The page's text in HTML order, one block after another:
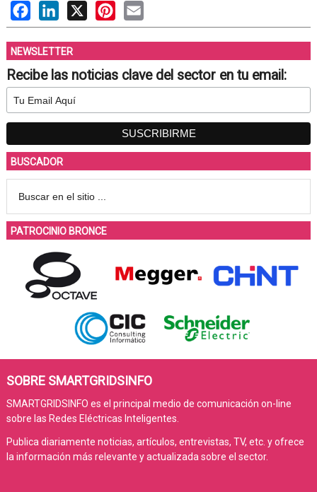
FacebookLinkedIn Pinterest
NEWSLETTER
Recibe las noticias clave del sector en tu email:
BUSCADOR
PATROCINIO BRONCE
SOBRE SMARTGRIDSINFO
SMARTGRIDSINFO es el principal medio de comunicación on-line
sobre las Redes Eléctricas Inteligentes.
Publica diariamente noticias, artículos, entrevistas, TV, etc. y ofrece
la información más relevante y actualizada sobre el sector.